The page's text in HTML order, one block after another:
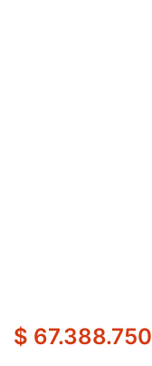
$ 67.388.750